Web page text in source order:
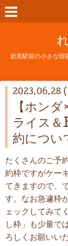
岩美駅前の小さな喫
2023.06.28
【ホン
ライス
約につい
たくさんのご予
約枠ですがケー
てきますので、
す。なお急遽枠
ェックしてみて
し枠」も少量で
ろしくお願いい